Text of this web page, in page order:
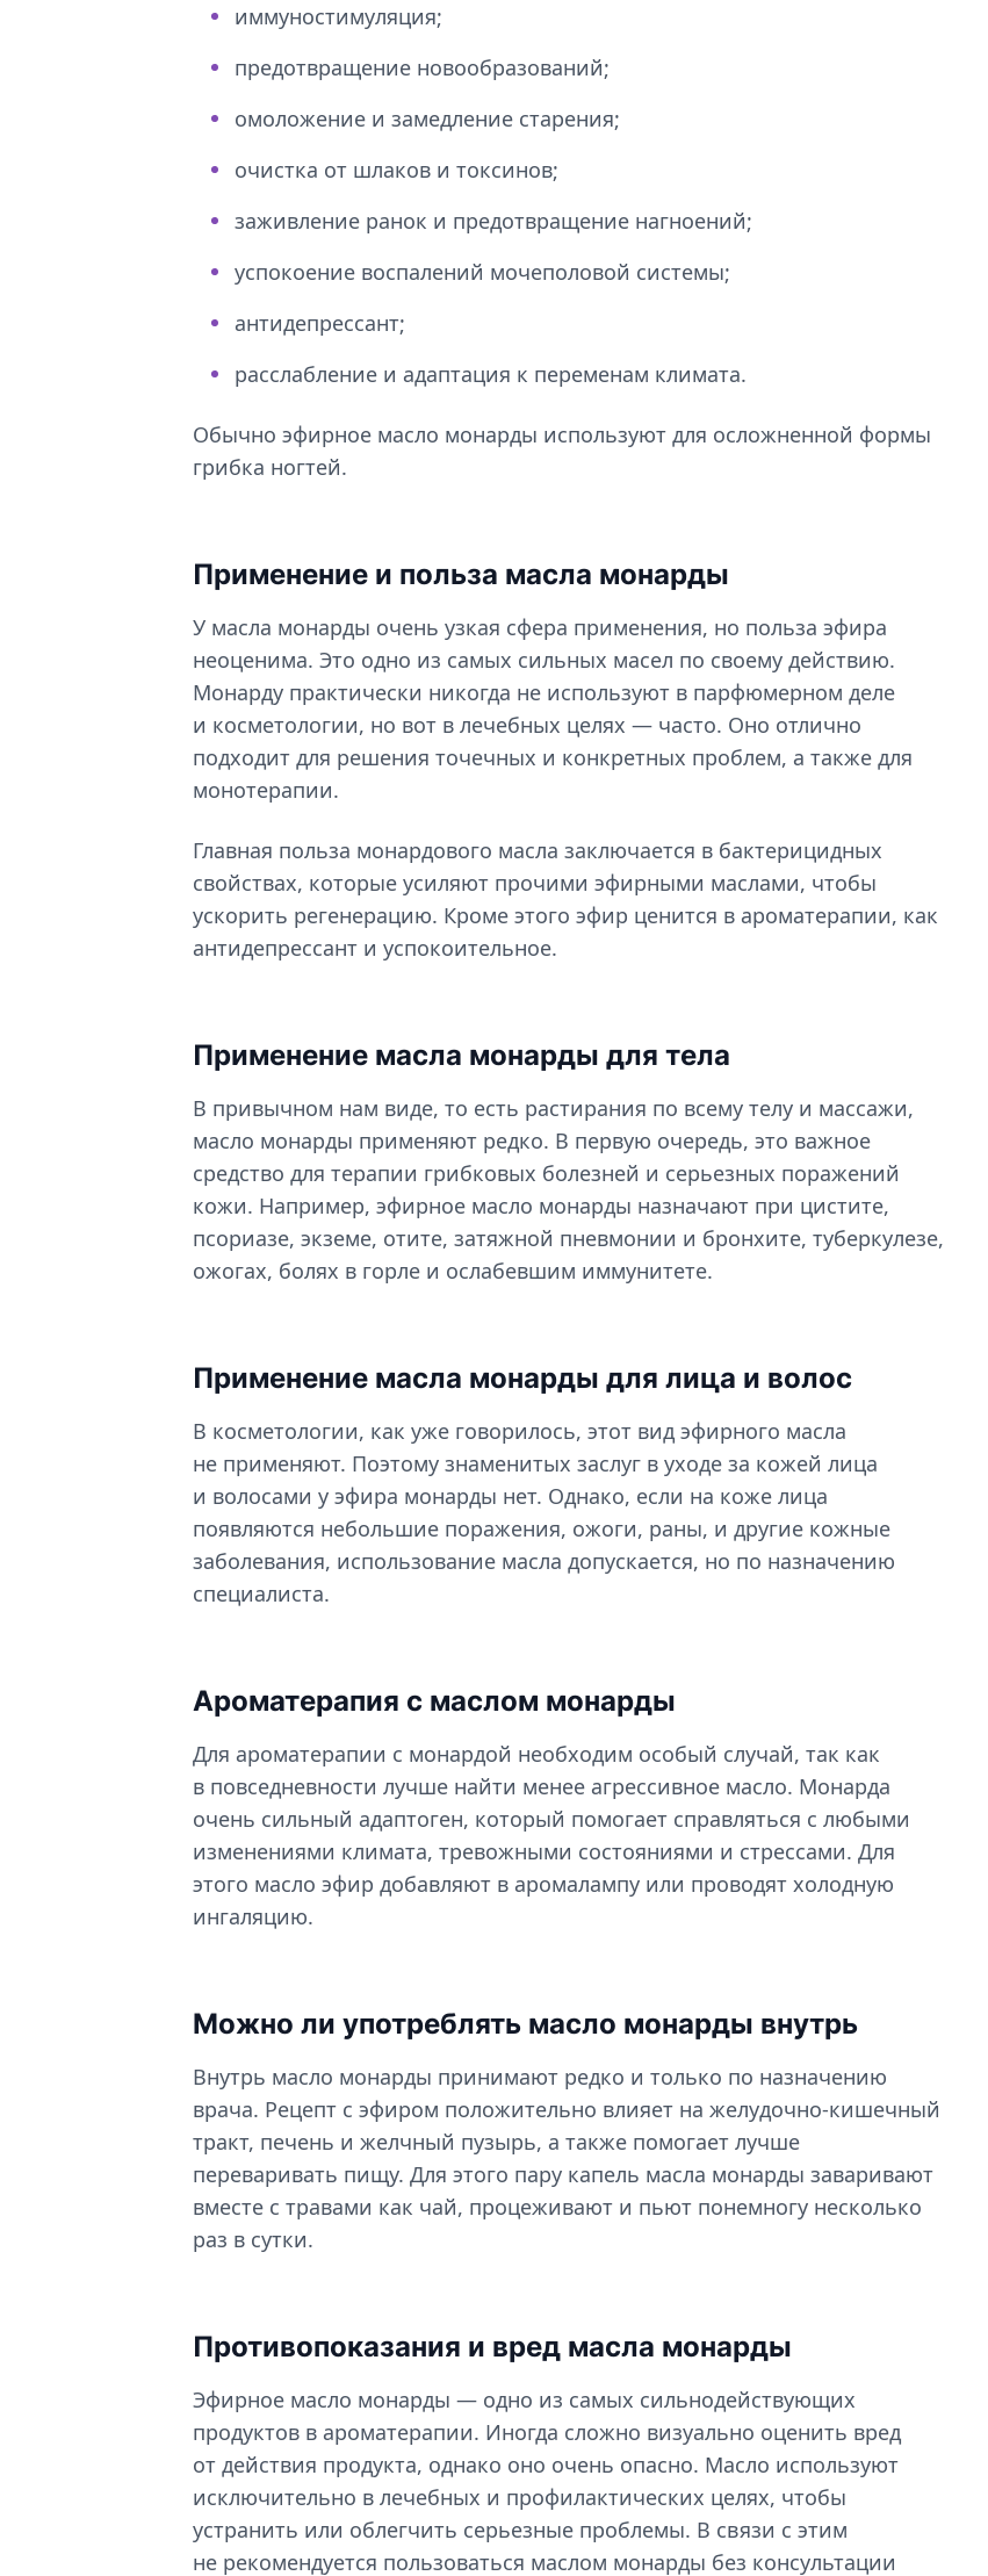
иммуностимуляция;
предотвращение новообразований;
омоложение и замедление старения;
очистка от шлаков и токсинов;
заживление ранок и предотвращение нагноений;
успокоение воспалений мочеполовой системы;
антидепрессант;
расслабление и адаптация к переменам климата.
Обычно эфирное масло монарды используют для осложненной формы
грибка ногтей.
Применение и польза масла монарды
У масла монарды очень узкая сфера применения, но польза эфира
неоценима. Это одно из самых сильных масел по своему действию.
Монарду практически никогда не используют в парфюмерном деле
и косметологии, но вот в лечебных целях — часто. Оно отлично
подходит для решения точечных и конкретных проблем, а также для
монотерапии.
Главная польза монардового масла заключается в бактерицидных
свойствах, которые усиляют прочими эфирными маслами, чтобы
ускорить регенерацию. Кроме этого эфир ценится в ароматерапии, как
антидепрессант и успокоительное.
Применение масла монарды для тела
В привычном нам виде, то есть растирания по всему телу и массажи,
масло монарды применяют редко. В первую очередь, это важное
средство для терапии грибковых болезней и серьезных поражений
кожи. Например, эфирное масло монарды назначают при цистите,
псориазе, экземе, отите, затяжной пневмонии и бронхите, туберкулезе,
ожогах, болях в горле и ослабевшим иммунитете.
Применение масла монарды для лица и волос
В косметологии, как уже говорилось, этот вид эфирного масла
не применяют. Поэтому знаменитых заслуг в уходе за кожей лица
и волосами у эфира монарды нет. Однако, если на коже лица
появляются небольшие поражения, ожоги, раны, и другие кожные
заболевания, использование масла допускается, но по назначению
специалиста.
Ароматерапия с маслом монарды
Для ароматерапии с монардой необходим особый случай, так как
в повседневности лучше найти менее агрессивное масло. Монарда
очень сильный адаптоген, который помогает справляться с любыми
изменениями климата, тревожными состояниями и стрессами. Для
этого масло эфир добавляют в аромалампу или проводят холодную
ингаляцию.
Можно ли употреблять масло монарды внутрь
Внутрь масло монарды принимают редко и только по назначению
врача. Рецепт с эфиром положительно влияет на желудочно-кишечный
тракт, печень и желчный пузырь, а также помогает лучше
переваривать пищу. Для этого пару капель масла монарды заваривают
вместе с травами как чай, процеживают и пьют понемногу несколько
раз в сутки.
Противопоказания и вред масла монарды
Эфирное масло монарды — одно из самых сильнодействующих
продуктов в ароматерапии. Иногда сложно визуально оценить вред
от действия продукта, однако оно очень опасно. Масло используют
исключительно в лечебных и профилактических целях, чтобы
устранить или облегчить серьезные проблемы. В связи с этим
не рекомендуется пользоваться маслом монарды без консультации